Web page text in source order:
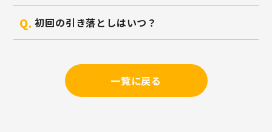
初回の引き落としはいつ？
一覧に戻る